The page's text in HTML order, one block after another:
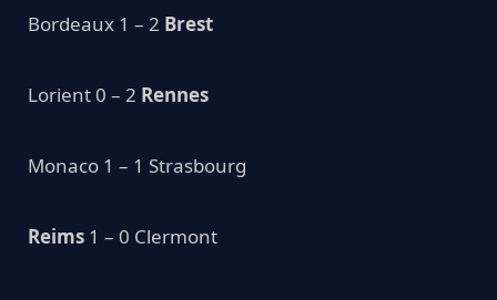
Bordeaux 1 – 2 Brest
Lorient 0 – 2 Rennes
Monaco 1 – 1 Strasbourg
Reims 1 – 0 Clermont